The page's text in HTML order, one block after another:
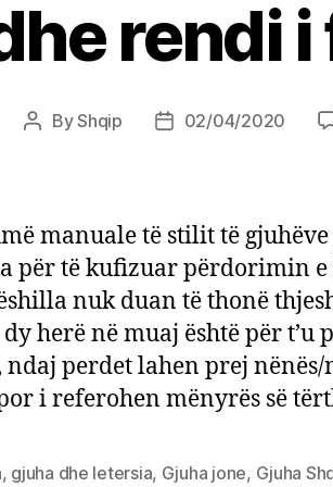
rendi
PostByShqip
Post02/04/2020
manuale të stilit të
për të kufizuar përdorimin e
nuk duan të thonë
herë në muaj është për t’u
ndaj perdet lahen prej nënës/
i referohen mënyrës së
, gjuha dhe letersia, Gjuha jone, Gjuha